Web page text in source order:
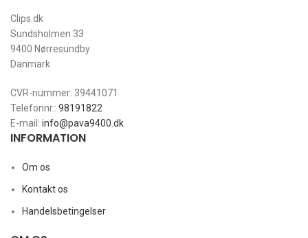
Clips.dk
Sundsholmen 33
9400 Nørresundby
Danmark
CVR-nummer: 39441071
Telefonnr.: 98191822
E-mail: info@pava9400.dk
INFORMATION
Om os
Kontakt os
Handelsbetingelser